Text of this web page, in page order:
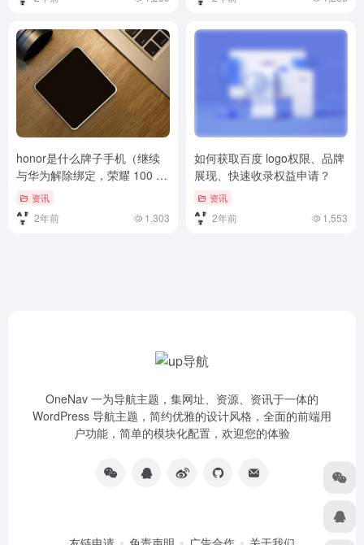
honor是什么牌子手机（继续
与华为解除绑定，荣耀 100 系
列手机内置自家云服务、钱包
等应用首次亮相）继续与华为
解除绑定，荣耀 100 系列手机
资讯
2年前 1,303
如何获取百度 logo权限、品牌
展现、快速收录权益申请？
资讯
2年前 1,553
OneNav 一为导航主题，集网址、资源、资讯于一体的
WordPress 导航主题，简约优雅的设计风格，全面的前端用
户功能，简单的模块化配置，欢迎您的体验